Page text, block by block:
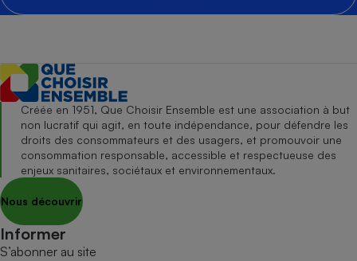
Créée en 1951, Que Choisir Ensemble est une association à but
non lucratif qui agit, en toute indépendance, pour défendre les
droits des consommateurs et des usagers, et promouvoir une
consommation responsable, accessible et respectueuse des
enjeux sanitaires, sociétaux et environnementaux.
Nous découvrir
Informer
S’abonner au site